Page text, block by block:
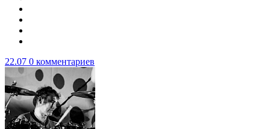
22.07 0 комментариев